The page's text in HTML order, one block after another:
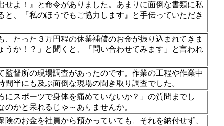
せよ！』と命令がありました。あまりに面倒な書類に私
、『私のほうでもご協力します』と手伝っていただき
たった３万円程の休業補償のお金が振り込まれてきま
か！？」と聞くと、「問い合わせてみます」と言われ
督所の現場調査があったのです。作業の工程や作業中
半にも及ぶ面倒な現場の聞き取り調査でした。
スポーツで身体を痛めていないか？」の質問までし
のかと呆れるじゃ～ありませんか。
お金を社員から預かっていても、それを納付せず、